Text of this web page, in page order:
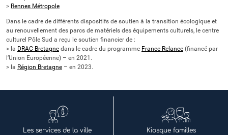
> Rennes Métropole
Dans le cadre de différents dispositifs de soutien à la transition écologique et
au renouvellement des parcs de matériels des équipements culturels, le centre
culturel Pôle Sud a reçu le soutien financier de :
> la DRAC Bretagne dans le cadre du programme France Relance (financé par
l’Union Européenne) – en 2021.
> la Région Bretagne – en 2023.
Les services de la ville Kiosque familles